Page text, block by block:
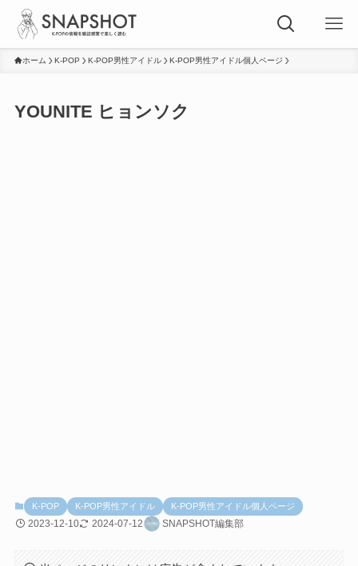
ホーム K-POP K-POP男性アイドル K-POP男性アイドル個人ページ
YOUNITE ヒョンソク
K-POP K-POP男性アイドル K-POP男性アイドル個人ページ
2023-12-10 2024-07-12 SNAPSHOT編集部